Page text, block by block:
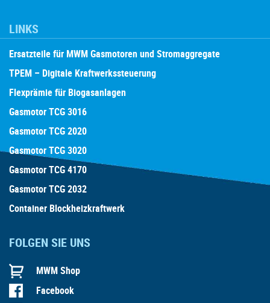
LINKS
Ersatzteile für MWM Gasmotoren und Stromaggregate
TPEM – Digitale Kraftwerkssteuerung
Flexprämie für Biogasanlagen
Gasmotor TCG 3016
Gasmotor TCG 2020
Gasmotor TCG 3020
Gasmotor TCG 4170
Gasmotor TCG 2032
Container Blockheizkraftwerk
FOLGEN SIE UNS
MWM Shop
Facebook